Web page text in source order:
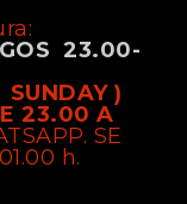
23.00-
)
23.00 A
SE
01.00 h.